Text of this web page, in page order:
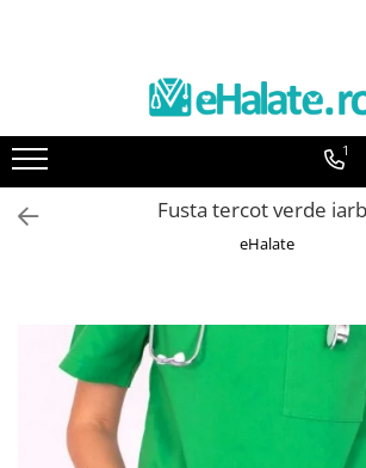
Toate Produsele
Bluze Unisex
Costume Unisex
Bluze Maria
Bluze medicale uni
Halate medicale
Halate Bianca
1
Fusta tercot verde
eHalate